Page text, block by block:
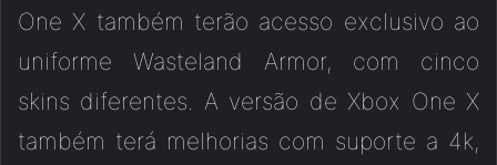
One X também terão acesso exclusivo ao
uniforme Wasteland Armor, com cinco
skins diferentes. A versão de Xbox One X
também terá melhorias com suporte a 4k,